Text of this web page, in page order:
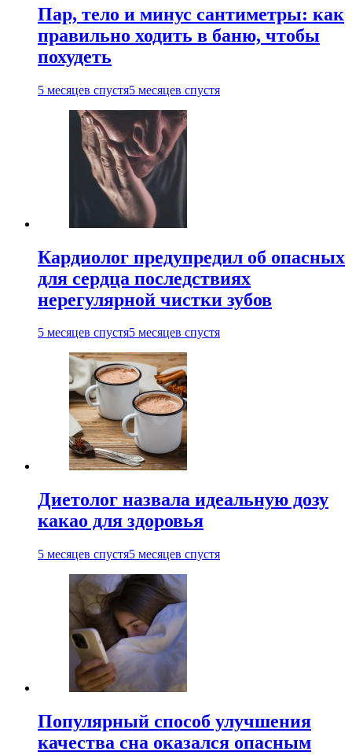
Пар, тело и минус сантиметры: как
правильно ходить в баню, чтобы
похудеть
5 месяцев спустя5 месяцев спустя
Кардиолог предупредил об опасных
для сердца последствиях
нерегулярной чистки зубов
5 месяцев спустя5 месяцев спустя
Диетолог назвала идеальную дозу
какао для здоровья
5 месяцев спустя5 месяцев спустя
Популярный способ улучшения
качества сна оказался опасным